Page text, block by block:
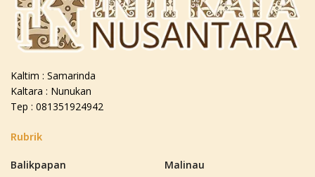
Kaltim : Samarinda
Kaltara : Nunukan
Tep : 081351924942
Rubrik
Balikpapan
Malinau